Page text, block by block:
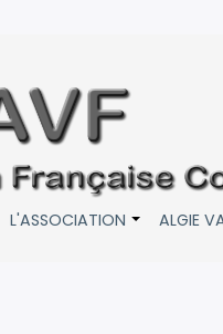
L'ASSOCIATION ALGIE